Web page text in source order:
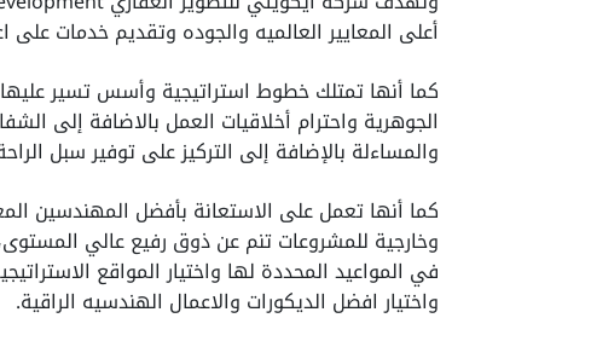
أعلى المعايير العالميه والجوده وتقديم خدمات على
كما أنها تمتلك خطوط استراتيجية وأسس تسير
الجوهرية واحترام أخلاقيات العمل بالاضافة إلى
والمساءلة بالإضافة إلى التركيز على توفير سبل
كما أنها تعمل على الاستعانة بأفضل المهندسين
وخارجية للمشروعات تنم عن ذوق رفيع عالي
في المواعيد المحددة لها واختيار المواقع
واختيار افضل الديكورات والاعمال الهندسيه الراقية.